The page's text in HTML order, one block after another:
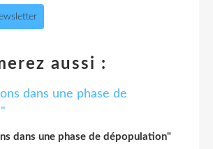
aussi :
dans une phase de dépopulation"